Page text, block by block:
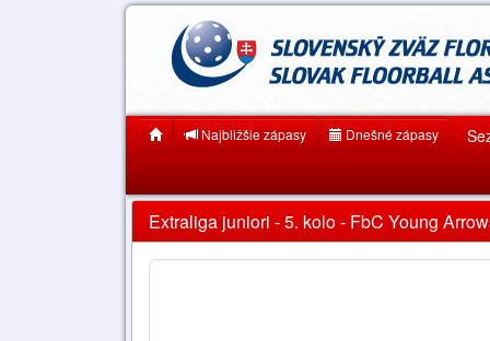
Najbližšie zápasy Dnešné zápasy
Extraliga juniori - 5. kolo - FbC Young